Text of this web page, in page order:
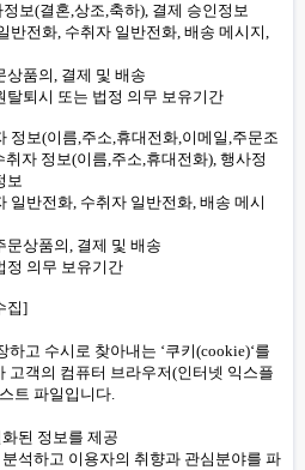
보(결혼,상조,축하), 결제 승인정보
반전화, 수취자 일반전화, 배송 메시지,
품의, 결제 및 배송
퇴시 또는 법정 의무 보유기간
정보(이름,주소,휴대전화,이메일,주문조
자 정보(이름,주소,휴대전화), 행사정
보
일반전화, 수취자 일반전화, 배송 메시
상품의, 결제 및 배송
정 의무 보유기간
집]
고 수시로 찾아내는 ‘쿠키(cookie)‘를
고객의 컴퓨터 브라우저(인터넷 익스플
트 파일입니다.
된 정보를 제공
석하고 이용자의 취향과 관심분야를 파